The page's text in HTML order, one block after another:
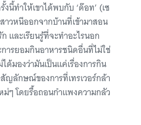
นี้ทำให้เขาได้พบกับ ‘ด๊อท’ (เซ
าวหนีออกจากบ้านที่เข้ามาสอน
และเรียนรู้ที่จะทำอะไรนอก
ารยอมกินอาหารชนิดอื่นที่ไม่ใช่
ด้มองว่ามันเป็นแค่เรื่องการกิน
ญลักษณ์ของการที่เทรเวอร์กล้า
ม่ๆ โดยรื้อถอนกำแพงความกลัว